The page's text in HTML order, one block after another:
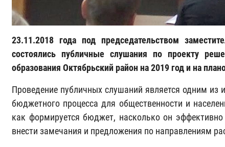
23.11.2018 года под председательством
состоялись публичные слушания по проекту
образования Октябрьский район на 2019 год и на
Проведение публичных слушаний является одним из
бюджетного процесса для общественности и
как формируется бюджет, насколько он
внести замечания и предложения по направлениям